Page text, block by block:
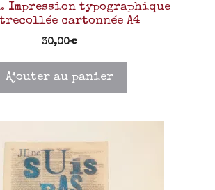
Impression typographique
cartonnée A4
30,00€
Ajouter au panier